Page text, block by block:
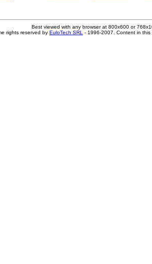
Best viewed with any browser at 800x600 or
rights reserved by EuloTech SRL - 1996-2007. Content in